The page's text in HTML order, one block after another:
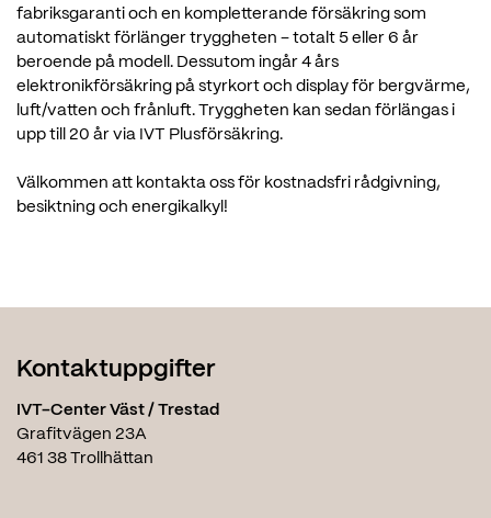
fabriksgaranti och en kompletterande försäkring som
automatiskt förlänger tryggheten – totalt 5 eller 6 år
beroende på modell. Dessutom ingår 4 års
elektronikförsäkring på styrkort och display för bergvärme,
luft/vatten och frånluft. Tryggheten kan sedan förlängas i
upp till 20 år via IVT Plusförsäkring.
Välkommen att kontakta oss för kostnadsfri rådgivning,
besiktning och energikalkyl!
Kontaktuppgifter
IVT-Center Väst / Trestad
Grafitvägen 23A
461 38 Trollhättan